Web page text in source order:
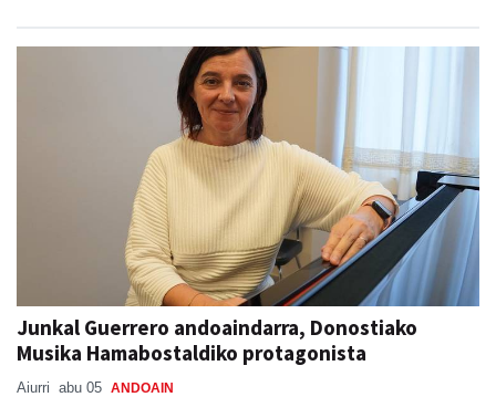
Junkal Guerrero andoaindarra, Donostiako
Musika Hamabostaldiko protagonista
Aiurri abu 05 ANDOAIN